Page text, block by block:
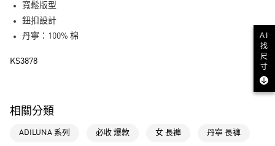
LINE Pay
每筆NT$80，滿NT$1,500(含以上)免運費
付款後全家取貨
寬鬆版型
鈕扣設計
丹寧：100% 棉
KS3878
相關分類
ADILUNA 系列 必收 爆款 女 長褲 丹寧 長褲
AI
找
尺
寸